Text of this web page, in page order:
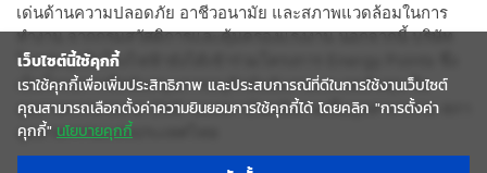
เด่นด้านความปลอดภัย อาชีวอนามัย และสภาพแวดล้อมในการ
ทำงาน จากกรมสวัสดิการและคุ้มครองแรงงาน นอกจากนี้ บริษัท
ในกลุ่มธุรกิจโรงไฟฟ้ายังได้เข้าร่วมโครงการ Energy Points ซึ่ง
เป็นโครงการที่สนับสนุนการอนุรักษ์พลังงานและลดต้นทุน ใน
อุตสาหกรรมขนาด SME ของสถาบันพลังงานเพื่ออุตสาหกรรม สภา
อุตสาหกรรมแห่งประเทศไทย
เว็บไซต์นี้ใช้คุกกี้
เราใช้คุกกี้เพื่อเพิ่มประสิทธิภาพ และประสบการณ์ที่ดีในการใช้งานเว็บไซต์
คุณสามารถเลือกตั้งค่าความยินยอมการใช้คุกกี้ได้ โดยคลิก "การตั้งค่า
คุกกี้" นโยบายคุกกี้